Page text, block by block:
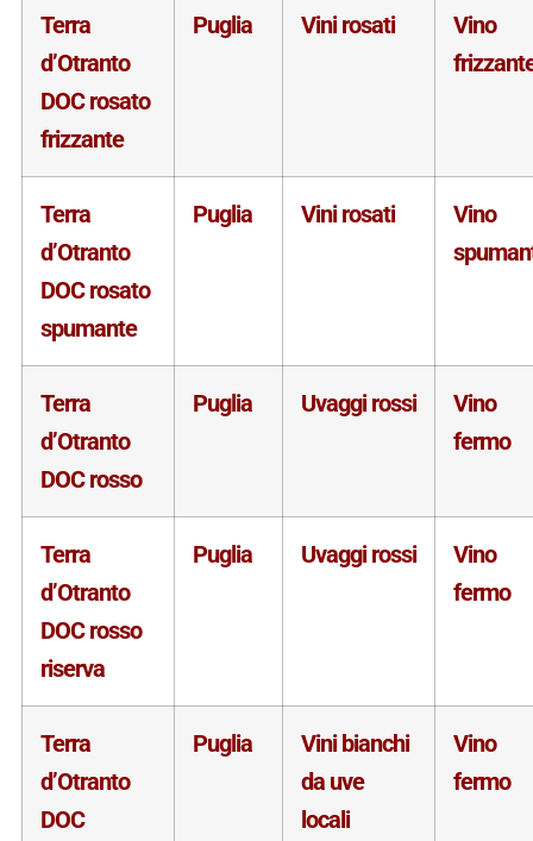
Terra
d’Otranto
DOC rosato
frizzante
Puglia Vini rosati
Vino
Terra
d’Otranto
DOC rosato
spumante
Puglia Vini rosati
Vino
Terra
d’Otranto
DOC rosso
Puglia Uvaggi rossi
Vino
fermo
Terra
d’Otranto
DOC rosso
riserva
Puglia Uvaggi rossi
Vino
fermo
Terra
d’Otranto
DOC
Puglia
Vini bianchi
da uve
locali
Vino
fermo